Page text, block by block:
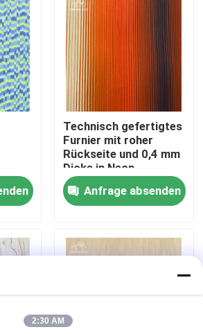
Technisch gefertigtes
Furnier mit roher
Rückseite und 0,4 mm
Dicke in Neon-
Sonnenuntergangsfarbe
Anfrage absenden
2:30 AM